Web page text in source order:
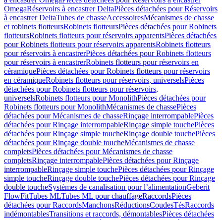
OmegaRéservoirs à encastrer DeltaPièces détachées pour Réservoirs
à encastrer DeltaTubes de chasseAccessoiresMécanismes de chasse
et robinets flotteursRobinets flotteursPièces détachées pour Robinets
flotteursRobinets flotteurs pour réservoirs apparentsPièces détachées
pour Robinets flotteurs pour réservoirs apparentsRobinets flotteurs
pour réservoirs à encastrerPièces détachées pour Robinets flotteurs
pour réservoirs à encastrerRobinets flotteurs pour réservoirs en
céramiquePièces détachées pour Robinets flotteurs pour réservoirs
en céramiqueRobinets flotteurs pour réservoirs, universelsPièces
détachées pour Robinets flotteurs pour réservoirs,
universelsRobinets flotteurs pour MonolithPièces détachées pour
Robinets flotteurs pour MonolithMécanismes de chassePièces
détachées pour Mécanismes de chasseRinçage interrompablePièces
détachées pour Rinçage interrompableRinçage simple touchePièces
détachées pour Rinçage simple toucheRinçage double touchePièces
détachées pour Rinçage double toucheMécanismes de chasse
completsPièces détachées pour Mécanismes de chasse
completsRinçage interrompablePièces détachées pour Rinçage
interrompableRinçage simple touchePièces détachées pour Rinçage
simple toucheRinçage double touchePièces détachées pour Rinçage
double toucheSystèmes de canalisation pour l’alimentationGeberit
FlowFitTubes MLTubes ML pour chauffageRaccordsPièces
détachées pour RaccordsManchonsRéductionsCoudesTésRaccords
indémontablesTransitions et raccords, démontablesPièces détachées